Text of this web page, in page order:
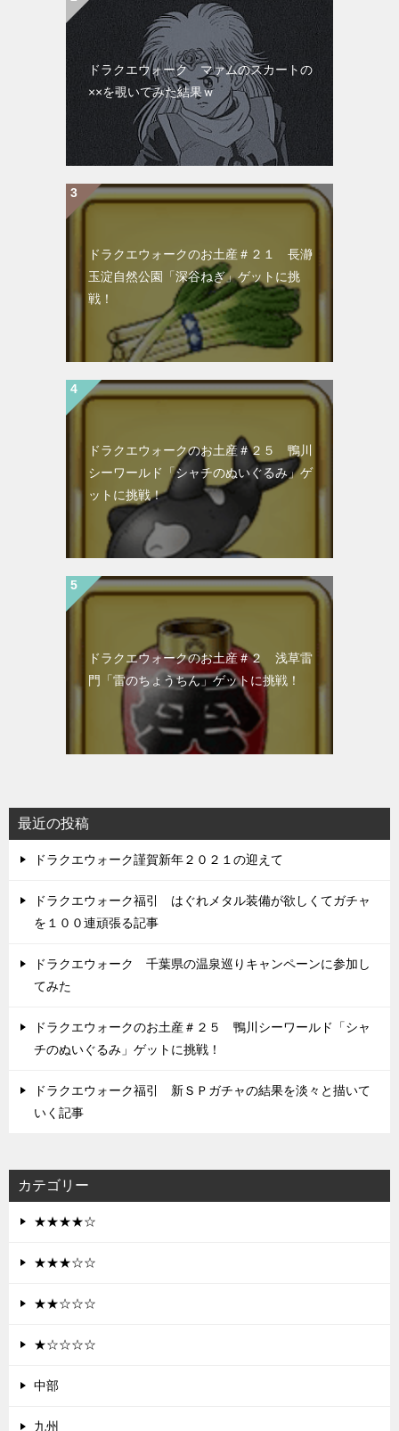
ドラクエウォーク マァムのスカートの
××を覗いてみた結果ｗ
ドラクエウォークのお土産＃２１ 長瀞
玉淀自然公園「深谷ねぎ」ゲットに挑
戦！
ドラクエウォークのお土産＃２５ 鴨川
シーワールド「シャチのぬいぐるみ」ゲ
ットに挑戦！
ドラクエウォークのお土産＃２ 浅草雷
門「雷のちょうちん」ゲットに挑戦！
最近の投稿
ドラクエウォーク謹賀新年２０２１の迎えて
ドラクエウォーク福引 はぐれメタル装備が欲しくてガチャ
を１００連頑張る記事
ドラクエウォーク 千葉県の温泉巡りキャンペーンに参加し
てみた
ドラクエウォークのお土産＃２５ 鴨川シーワールド「シャ
チのぬいぐるみ」ゲットに挑戦！
ドラクエウォーク福引 新ＳＰガチャの結果を淡々と描いて
いく記事
カテゴリー
★★★★☆
★★★☆☆
★★☆☆☆
★☆☆☆☆
中部
九州